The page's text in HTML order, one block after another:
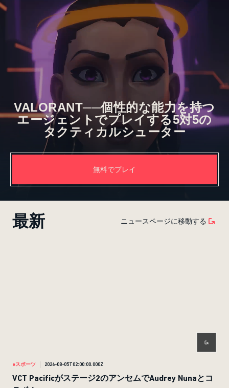
VALORANT──個性的な能力を持つ
エージェントでプレイする5対5の
タクティカルシューター
無料でプレイ
最新 ニュースページに移動する
eスポーツ 2026-08-05T02:00:00.000Z
VCT Pacificがステージ2のアンセムでAudrey Nunaとコ